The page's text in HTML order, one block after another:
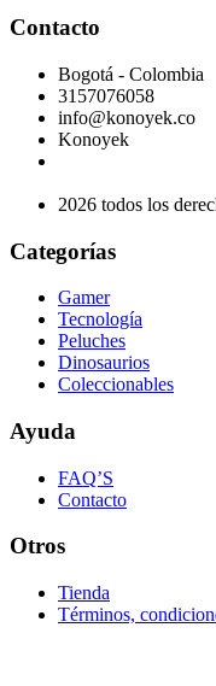
Contacto
Bogotá - Colombia
3157076058
info@konoyek.co
Konoyek
2026 todos los
Categorías
Gamer
Tecnología
Peluches
Dinosaurios
Coleccionables
Ayuda
FAQ’S
Contacto
Otros
Tienda
Términos,